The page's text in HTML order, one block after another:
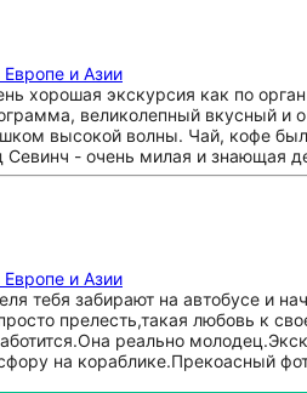
и Азии
хорошая экскурсия как по
великолепный вкусный и
высокой волны. Чай, кофе
Севинч - очень милая и знающая
и Азии
тебя забирают на автобусе и
прелесть,такая любовь к
реально
на кораблике.Прекоасный